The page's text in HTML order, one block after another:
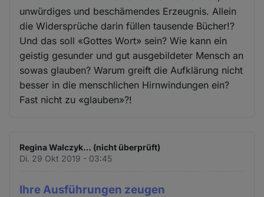
unwürdiges und beschämendes Erzeugnis. Allein
die Widersprüche darin füllen tausende Bücher!?
Und das soll «Gottes Wort» sein? Wie kann ein
geistig gesunder und gut ausgebildeter Mensch an
sowas glauben? Warum greift die Aufklärung nicht
besser in die menschlichen Hirnwindungen ein?
Fast nicht zu «glauben»?!
Regina Walczyk… (nicht überprüft)
Di. 29 Okt 2019 - 03:45
Ihre Ausführungen zeugen